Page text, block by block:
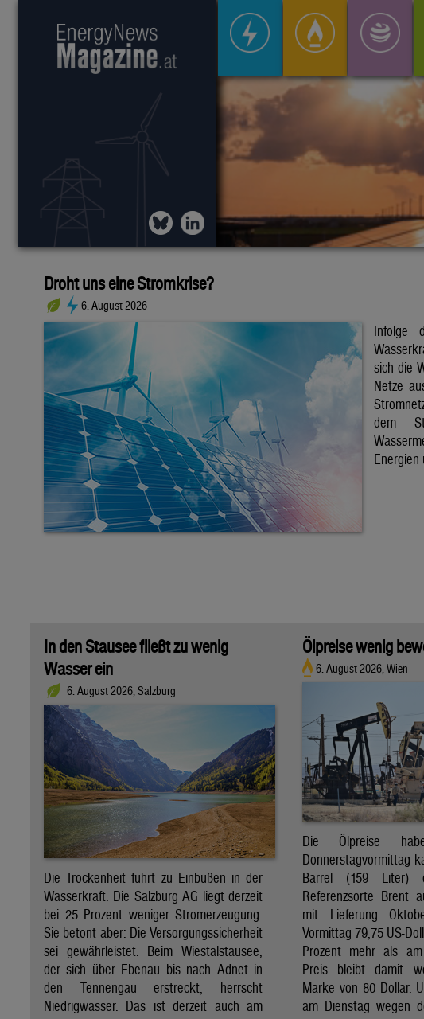
Droht uns eine Stromkrise?
6. August 2026
Infolge
sich die
Netze
dem
In den Stausee fließt zu wenig
Wasser ein
6. August 2026, Salzburg
Die Trockenheit führt zu Einbußen in der
Wasserkraft. Die Salzburg AG liegt derzeit
bei 25 Prozent weniger Stromerzeugung.
Sie betont aber: Die Versorgungssicherheit
sei gewährleistet. Beim Wiestalstausee,
der sich über Ebenau bis nach Adnet in
den Tennengau erstreckt, herrscht
Niedrigwasser. Das ist derzeit auch am
Ölpreise wenig
6. August 2026, Wien
Die Ölpreise
Donnerstagvormittag
Barrel (159 Liter)
Referenzsorte Brent
mit Lieferung
Vormittag 79,75 US-
Prozent mehr als
Preis bleibt damit
Marke von 80 Dollar.
am Dienstag wegen